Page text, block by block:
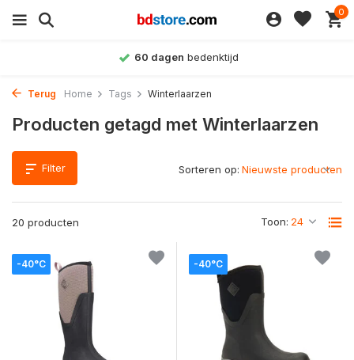
0
60 dagen bedenktijd
Terug Home Tags Winterlaarzen
Producten getagd met Winterlaarzen
Filter
20 producten Toon:
Sorteren op:
-40°C -40°C